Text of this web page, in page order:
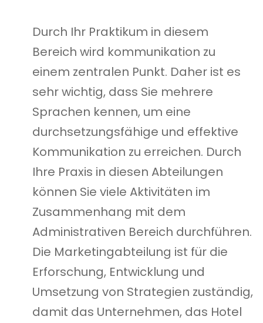
Durch Ihr Praktikum in diesem
Bereich wird kommunikation zu
einem zentralen Punkt. Daher ist es
sehr wichtig, dass Sie mehrere
Sprachen kennen, um eine
durchsetzungsfähige und effektive
Kommunikation zu erreichen. Durch
Ihre Praxis in diesen Abteilungen
können Sie viele Aktivitäten im
Zusammenhang mit dem
Administrativen Bereich durchführen.
Die Marketingabteilung ist für die
Erforschung, Entwicklung und
Umsetzung von Strategien zuständig,
damit das Unternehmen, das Hotel